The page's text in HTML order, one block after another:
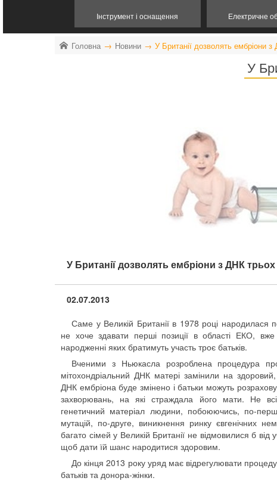
Інструмент і оснащення Електричне
Головна Новини У Британії дозволять ембріони
У
У Британії дозволять ембріони з ДНК
02.07.2013
Саме у Великій Британії в 1978 році народилася
не хоче здавати перші позиції в області ЕКО,
народженні яких братимуть участь троє батьків.
Вченими з Ньюкасла розроблена процедура
мітохондріальний ДНК матері замінили на
ДНК ембріона буде змінено і батьки можуть
захворювань, на які страждала його мати. Не
генетичний матеріал людини, побоюючись, по-
мутацій, по-друге, виникнення ринку євгенічних
багато сімей у Великій Британії не відмовилися б
щоб дати їй шанс народитися здоровим.
До кінця 2013 року уряд має відрегулювати
батьків та донора-жінки.